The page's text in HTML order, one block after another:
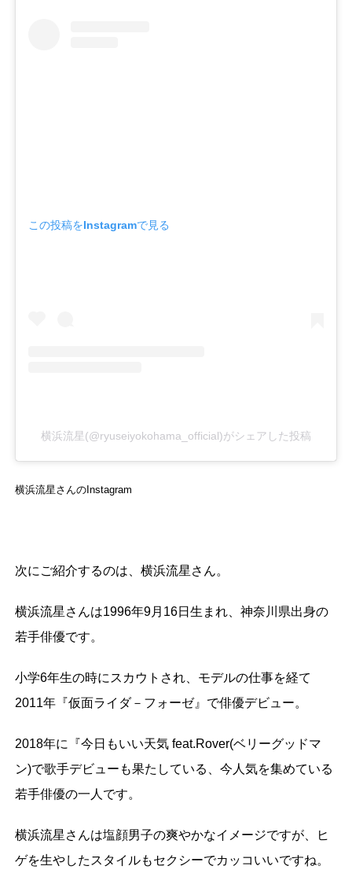
この投稿をInstagramで見る
横浜流星(@ryuseiyokohama_official)がシェアした投稿
横浜流星さんのInstagram
次にご紹介するのは、横浜流星さん。
横浜流星さんは1996年9月16日生まれ、神奈川県出身の
若手俳優です。
小学6年生の時にスカウトされ、モデルの仕事を経て
2011年『仮面ライダ－フォーゼ』で俳優デビュー。
2018年に『今日もいい天気 feat.Rover(ベリーグッドマ
ン)で歌手デビューも果たしている、今人気を集めている
若手俳優の一人です。
横浜流星さんは塩顔男子の爽やかなイメージですが、ヒ
ゲを生やしたスタイルもセクシーでカッコいいですね。